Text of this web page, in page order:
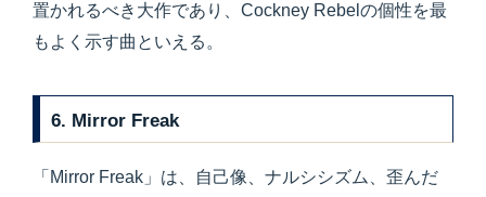
置かれるべき大作であり、Cockney Rebelの個性を最
もよく示す曲といえる。
6. Mirror Freak
「Mirror Freak」は、自己像、ナルシシズム、歪んだ